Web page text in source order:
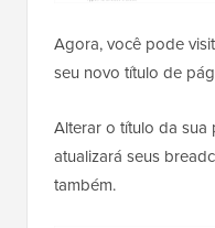
Agora, você pode
seu novo título de
Alterar o título da sua
atualizará seus
também.